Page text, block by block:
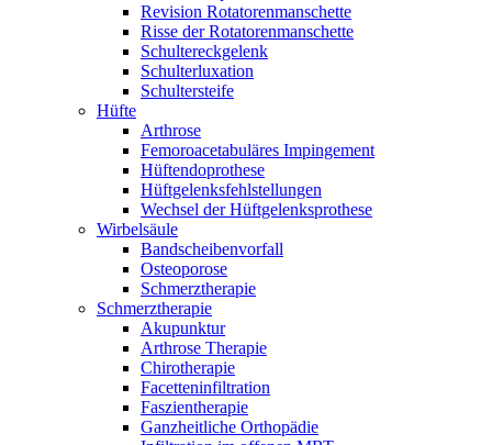
Revision Rotatorenmanschette
Risse der Rotatorenmanschette
Schultereckgelenk
Schulterluxation
Schultersteife
Hüfte
Arthrose
Femoroacetabuläres Impingement
Hüftendoprothese
Hüftgelenksfehlstellungen
Wechsel der Hüftgelenksprothese
Wirbelsäule
Bandscheibenvorfall
Osteoporose
Schmerztherapie
Schmerztherapie
Akupunktur
Arthrose Therapie
Chirotherapie
Facetteninfiltration
Faszientherapie
Ganzheitliche Orthopädie